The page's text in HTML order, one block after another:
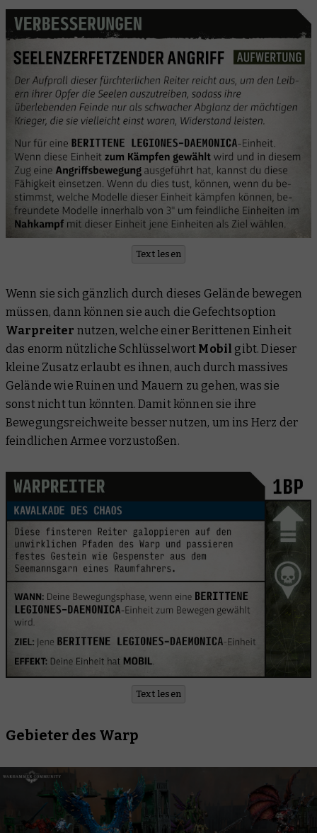
Text lesen
Wenn sie sich gänzlich durch dieses Gelände bewegen
müssen, dann können sie auch die Gefechtsoption
Warpreiter nutzen, welche einer Berittenen Einheit
das enorm nützliche Schlüsselwort Mobil gibt. Dieser
kleine Zusatz erlaubt es ihnen, auch durch massives
Gelände wie Ruinen und Mauern zu gehen, was sie
sonst nicht tun könnten. Damit können sie ihre
Bewegungsreichweite besser nutzen, um ins Herz der
feindlichen Armee vorzustoßen.
Text lesen
Gebieter des Warp